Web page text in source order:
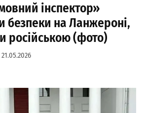
інспектор»
безпеки на Ланжероні,
російською (фото)
21.05.2026